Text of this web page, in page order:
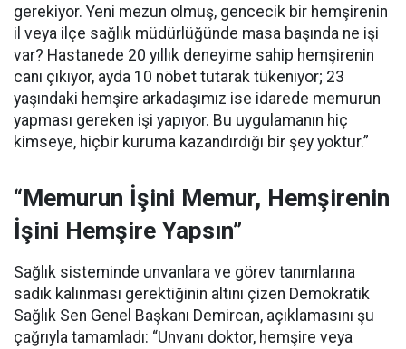
gerekiyor. Yeni mezun olmuş, gencecik bir hemşirenin
il veya ilçe sağlık müdürlüğünde masa başında ne işi
var? Hastanede 20 yıllık deneyime sahip hemşirenin
canı çıkıyor, ayda 10 nöbet tutarak tükeniyor; 23
yaşındaki hemşire arkadaşımız ise idarede memurun
yapması gereken işi yapıyor. Bu uygulamanın hiç
kimseye, hiçbir kuruma kazandırdığı bir şey yoktur.”
“Memurun İşini Memur, Hemşirenin
İşini Hemşire Yapsın”
Sağlık sisteminde unvanlara ve görev tanımlarına
sadık kalınması gerektiğinin altını çizen Demokratik
Sağlık Sen Genel Başkanı Demircan, açıklamasını şu
çağrıyla tamamladı: “Unvanı doktor, hemşire veya